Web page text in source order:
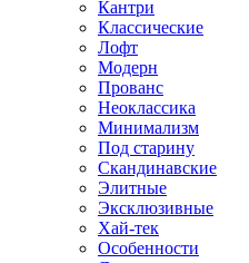
Кантри
Классические
Лофт
Модерн
Прованс
Неоклассика
Минимализм
Под старину
Скандинавские
Элитные
Эксклюзивные
Хай-тек
Особенности